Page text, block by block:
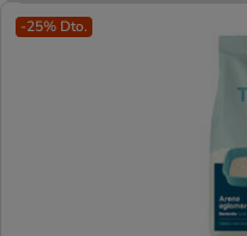
-25% Dto.